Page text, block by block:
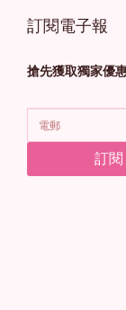
訂閱電子報
搶先獲取獨家優
訂閱